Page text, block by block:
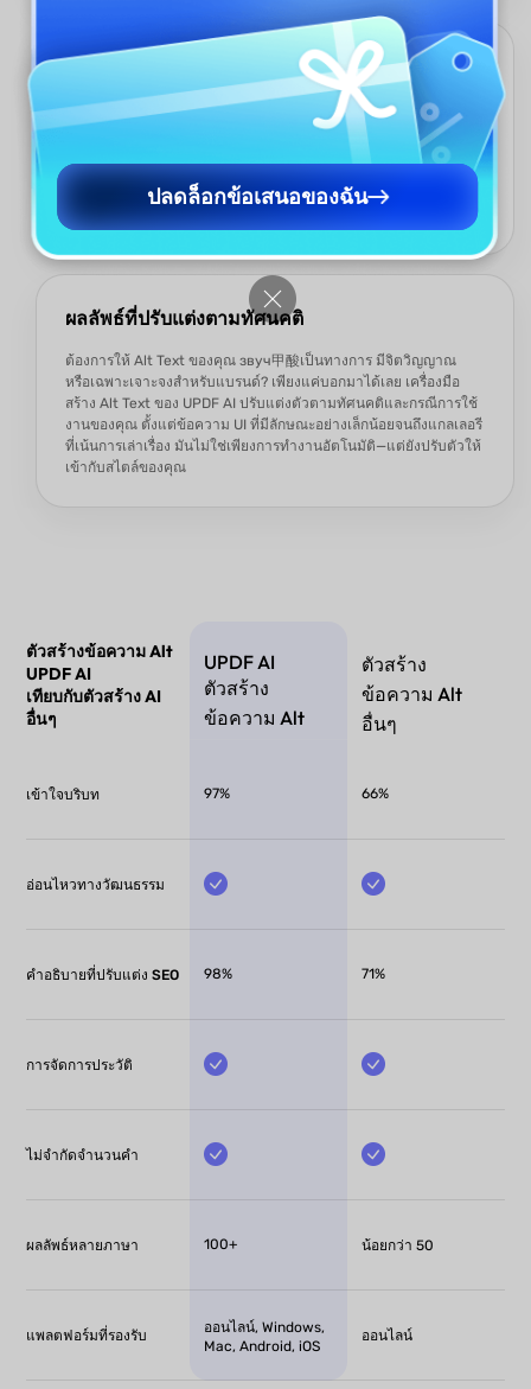
การเข้าถึงที่เหมาะสำหรับ SEO
Alt Text ที่ดีไม่ได้หมายถึงเพียงการเข้าถึงเท่านั้น—แต่ยังรวมถึงการ
มองเห็นได้ด้วย เครื่องมือสร้าง Alt Text ของ UPDF AI เขียนคำอธิบาย
โดยคำนึงถึงทั้งผู้ใช้และเครื่องมือค้นหา ช่วยให้เนื้อหาของคุณมีอันดับ
สูงขึ้นและเข้าถึงผู้ชมได้แพร่ข rộngขึ้น ตั้งแต่ภาพในบล็อกจนถึงแกล
เลอรีอีคอมเมิร์ซ ทุกแท็กก็จะกลายเป็นปัจจัยช่วยเพิ่มประสิทธิภาพ SEO
ผลลัพธ์ที่ปรับแต่งตามทัศนคติ
ต้องการให้ Alt Text ของคุณ звуч甲酸เป็นทางการ มีจิตวิญญาณ
หรือเฉพาะเจาะจงสำหรับแบรนด์? เพียงแค่บอกมาได้เลย เครื่องมือ
สร้าง Alt Text ของ UPDF AI ปรับแต่งตัวตามทัศนคติและกรณีการใช้
งานของคุณ ตั้งแต่ข้อความ UI ที่มีลักษณะอย่างเล็กน้อยจนถึงแกลเลอรี
ที่เน้นการเล่าเรื่อง มันไม่ใช่เพียงการทำงานอัตโนมัติ—แต่ยังปรับตัวให้
เข้ากับสไตล์ของคุณ
ตัวสร้างข้อความ Alt
UPDF AI
เทียบกับตัวสร้าง AI
อื่นๆ
UPDF AI
ตัวสร้าง
ข้อความ Alt
ตัวสร้าง
ข้อความ Alt
อื่นๆ
เข้าใจบริบท 97% 66%
อ่อนไหวทางวัฒนธรรม
คำอธิบายที่ปรับแต่ง SEO 98% 71%
การจัดการประวัติ
ไม่จำกัดจำนวนคำ
ผลลัพธ์หลายภาษา 100+ น้อยกว่า 50
แพลตฟอร์มที่รองรับ
ออนไลน์, Windows,
Mac, Android, iOS
ออนไลน์
ปลดล็อกข้อเสนอของฉัน